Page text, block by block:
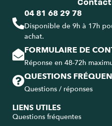
04 81 68 29 78
Disponible de 9h à 17h
achat.
FORMULAIRE DE
Réponse en 48-72h
QUESTIONS
Questions / réponses
LIENS UTILES
Questions fréquentes